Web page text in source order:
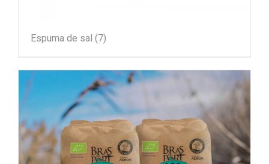
Espuma de sal (7)